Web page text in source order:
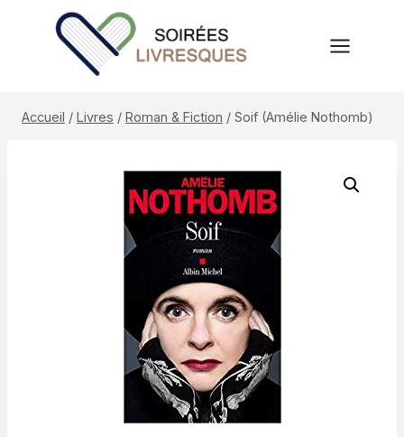
Accueil / Livres / Roman & Fiction / Soif (Amélie Nothomb)